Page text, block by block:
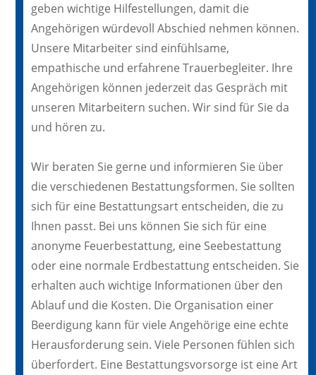
geben wichtige Hilfestellungen, damit die
Angehörigen würdevoll Abschied nehmen können.
Unsere Mitarbeiter sind einfühlsame,
empathische und erfahrene Trauerbegleiter. Ihre
Angehörigen können jederzeit das Gespräch mit
unseren Mitarbeitern suchen. Wir sind für Sie da
und hören zu.
Wir beraten Sie gerne und informieren Sie über
die verschiedenen Bestattungsformen. Sie sollten
sich für eine Bestattungsart entscheiden, die zu
Ihnen passt. Bei uns können Sie sich für eine
anonyme Feuerbestattung, eine Seebestattung
oder eine normale Erdbestattung entscheiden. Sie
erhalten auch wichtige Informationen über den
Ablauf und die Kosten. Die Organisation einer
Beerdigung kann für viele Angehörige eine echte
Herausforderung sein. Viele Personen fühlen sich
überfordert. Eine Bestattungsvorsorge ist eine Art